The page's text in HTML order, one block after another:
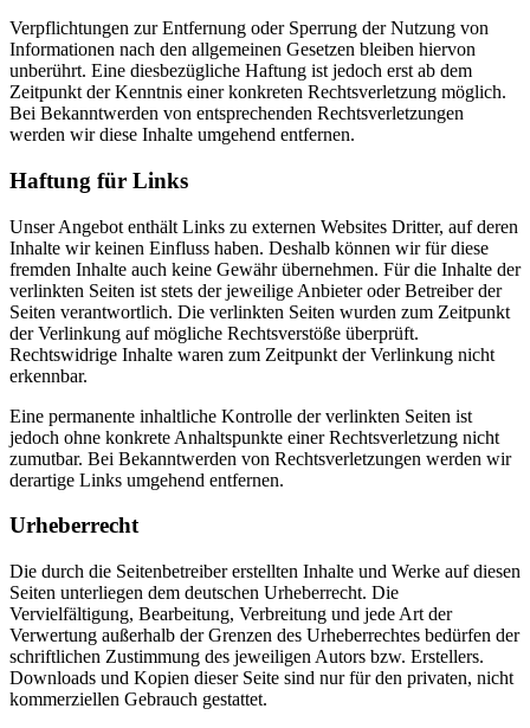
Verpflichtungen zur Entfernung oder Sperrung der Nutzung von
Informationen nach den allgemeinen Gesetzen bleiben hiervon
unberührt. Eine diesbezügliche Haftung ist jedoch erst ab dem
Zeitpunkt der Kenntnis einer konkreten Rechtsverletzung möglich.
Bei Bekanntwerden von entsprechenden Rechtsverletzungen
werden wir diese Inhalte umgehend entfernen.
Haftung für Links
Unser Angebot enthält Links zu externen Websites Dritter, auf deren
Inhalte wir keinen Einfluss haben. Deshalb können wir für diese
fremden Inhalte auch keine Gewähr übernehmen. Für die Inhalte der
verlinkten Seiten ist stets der jeweilige Anbieter oder Betreiber der
Seiten verantwortlich. Die verlinkten Seiten wurden zum Zeitpunkt
der Verlinkung auf mögliche Rechtsverstöße überprüft.
Rechtswidrige Inhalte waren zum Zeitpunkt der Verlinkung nicht
erkennbar.
Eine permanente inhaltliche Kontrolle der verlinkten Seiten ist
jedoch ohne konkrete Anhaltspunkte einer Rechtsverletzung nicht
zumutbar. Bei Bekanntwerden von Rechtsverletzungen werden wir
derartige Links umgehend entfernen.
Urheberrecht
Die durch die Seitenbetreiber erstellten Inhalte und Werke auf diesen
Seiten unterliegen dem deutschen Urheberrecht. Die
Vervielfältigung, Bearbeitung, Verbreitung und jede Art der
Verwertung außerhalb der Grenzen des Urheberrechtes bedürfen der
schriftlichen Zustimmung des jeweiligen Autors bzw. Erstellers.
Downloads und Kopien dieser Seite sind nur für den privaten, nicht
kommerziellen Gebrauch gestattet.